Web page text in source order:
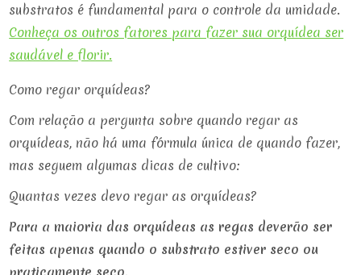
substratos é fundamental para o controle da umidade.
Conheça os outros fatores para fazer sua orquídea ser
saudável e florir.
Como regar orquídeas?
Com relação a pergunta sobre quando regar as
orquídeas, não há uma fórmula única de quando fazer,
mas seguem algumas dicas de cultivo:
Quantas vezes devo regar as orquídeas?
Para a maioria das orquídeas as regas deverão ser
feitas apenas quando o substrato estiver seco ou